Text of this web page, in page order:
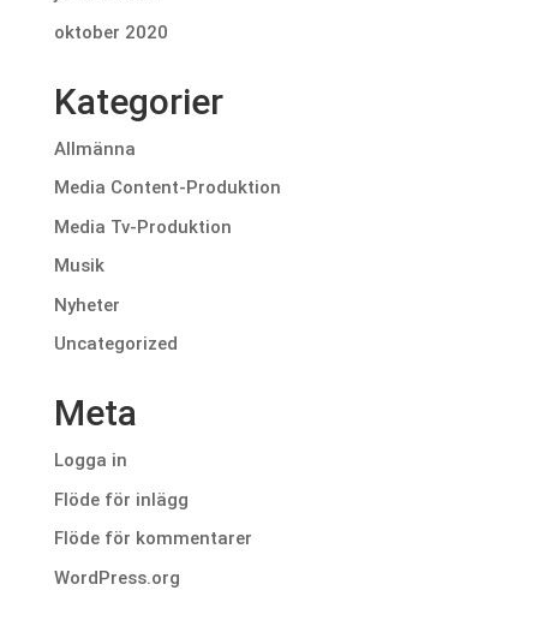
oktober 2020
Kategorier
Allmänna
Media Content-Produktion
Media Tv-Produktion
Musik
Nyheter
Uncategorized
Meta
Logga in
Flöde för inlägg
Flöde för kommentarer
WordPress.org